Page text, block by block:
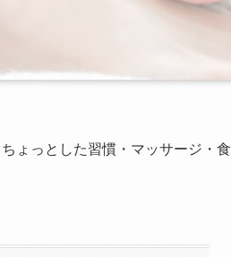
ょっとした習慣・マッサージ・食